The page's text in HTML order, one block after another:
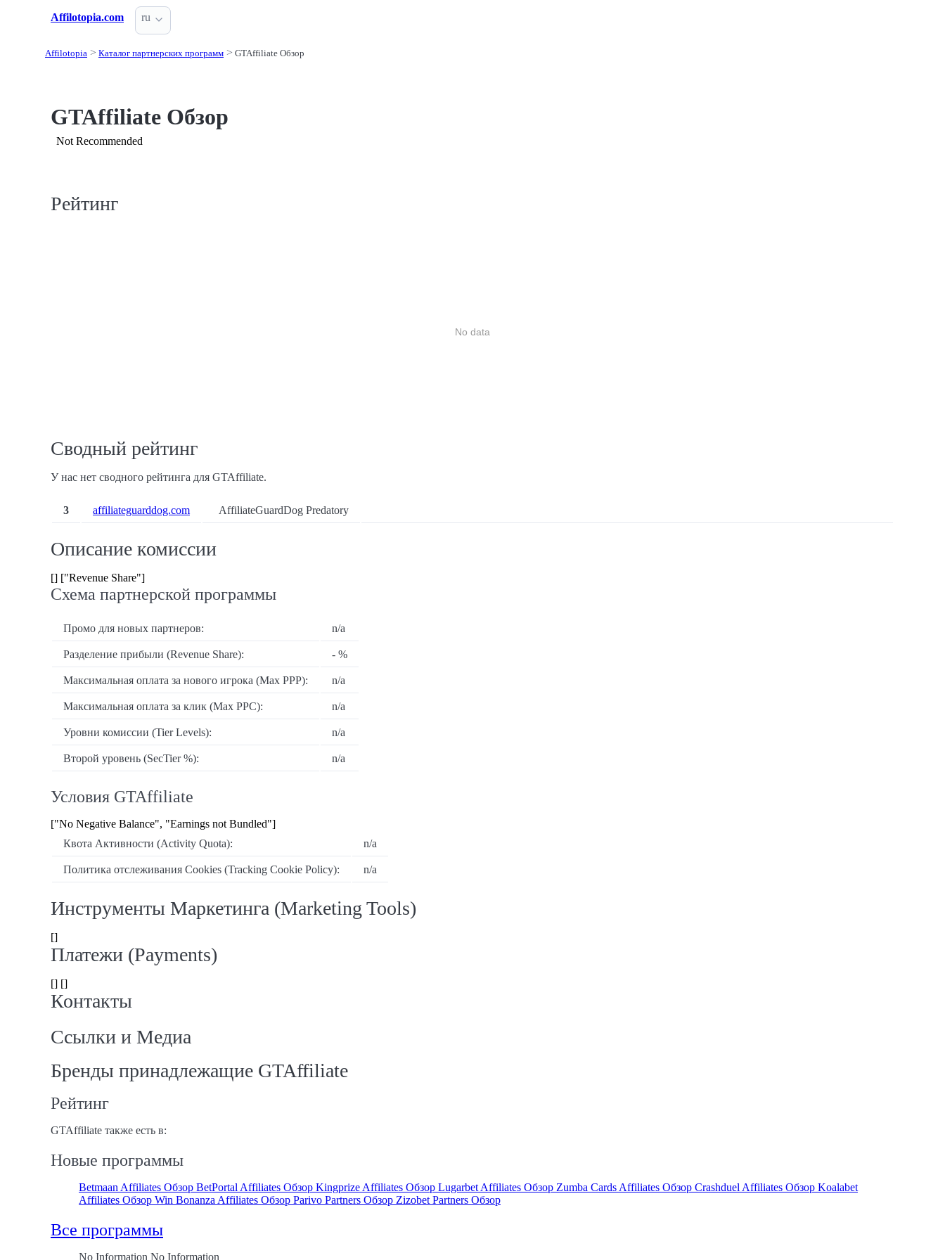
Affilotopia.com ru
Affilotopia Каталог партнерских программ GTAffiliate Обзор
GTAffiliate Обзор
Not Recommended
Рейтинг
No data
Сводный рейтинг
У нас нет сводного рейтинга для GTAffiliate.
3 affiliateguarddog.com AffiliateGuardDog Predatory
Описание комиссии
[] ["Revenue Share"]
Схема партнерской программы
Промо для новых партнеров: n/a
Разделение прибыли (Revenue Share): - %
Максимальная оплата за нового игрока (Max PPP): n/a
Максимальная оплата за клик (Max PPC): n/a
Уровни комиссии (Tier Levels): n/a
Второй уровень (SecTier %): n/a
Условия GTAffiliate
["No Negative Balance", "Earnings not Bundled"]
Квота Активности (Activity Quota):
n/a
Политика отслеживания Cookies (Tracking Cookie Policy): n/a
Инструменты Маркетинга (Marketing Tools)
[]
Платежи (Payments)
[] []
Контакты
Ссылки и Медиа
Бренды принадлежащие GTAffiliate
Рейтинг
GTAffiliate также есть в:
Новые программы
Betmaan Affiliates Обзор BetPortal Affiliates Обзор Kingprize Affiliates Обзор Lugarbet Affiliates Обзор Zumba Cards Affiliates Обзор Crashduel Affiliates Обзор Koalabet
Affiliates Обзор Win Bonanza Affiliates Обзор Parivo Partners Обзор Zizobet Partners Обзор
Все программы
No Information No Information